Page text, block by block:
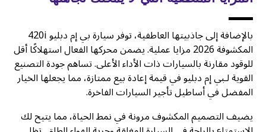
بالإضافة إلى جاذبيتها العاطفية، توفر سيارة بي إم دبليو 420i
المكشوفة 2026 مزايا عملية. يضمن محركها الفعال استهلاكًا أقل
للوقود مقارنة بالسيارات ذات الأداء الأعلى. تساهم جودة التصنيع
القوية لـبي إم دبليو في قيمة إعادة بيع ممتازة، مما يجعلها الخيار
المفضل في أساطيل تأجير السيارات الفاخرة.
يضيف التصميم المكشوف مرونة في نمط الحياة، مما يتيح لك